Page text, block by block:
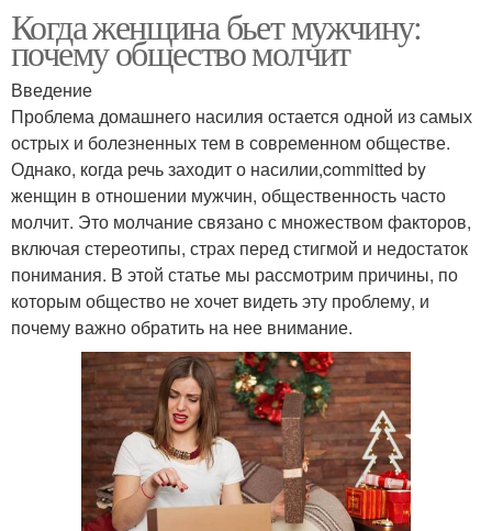
Когда женщина бьет мужчину:
почему общество молчит
Введение
Проблема домашнего насилия остается одной из самых
острых и болезненных тем в современном обществе.
Однако, когда речь заходит о насилии,committed by
женщин в отношении мужчин, общественность часто
молчит. Это молчание связано с множеством факторов,
включая стереотипы, страх перед стигмой и недостаток
понимания. В этой статье мы рассмотрим причины, по
которым общество не хочет видеть эту проблему, и
почему важно обратить на нее внимание.